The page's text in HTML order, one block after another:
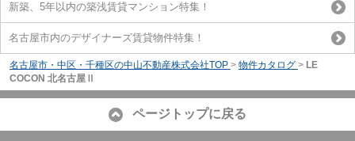
新築、5年以内の築浅賃貸マンション特集！
名古屋市内のデザイナーズ賃貸物件特集！
名古屋市・中区・千種区の中山不動産株式会社TOP > 物件カタログ > LE
COCON 北名古屋Ⅱ
ページトップに戻る